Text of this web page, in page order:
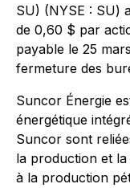
SU) (NYSE : SU)
de 0,60 $ par
payable le 25
fermeture des
Suncor Énergie
énergétique
Suncor sont
la production et
à la production